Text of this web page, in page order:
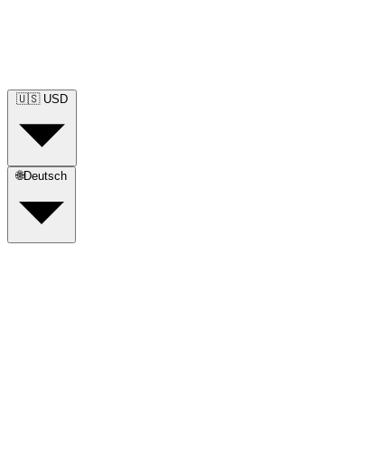
🇺🇸 USD
🌐Deutsch